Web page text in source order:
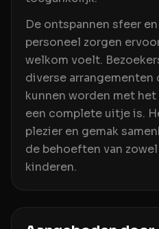
De ontspannen sfeer
personeel zorgen
welkom voelt.
diverse
kunnen worden met
een complete uitje is.
plezier en gemak
de behoeften van
kinderen.